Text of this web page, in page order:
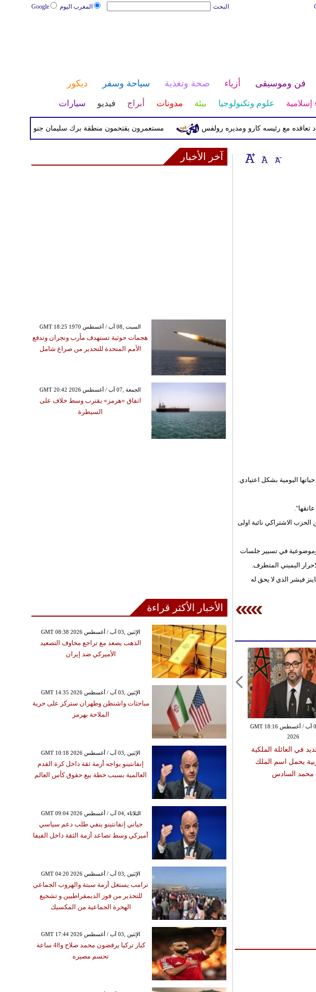
المغرب اليوم Google البحث
فن وموسيقى أزياء صحة وتغذية سياحة وسفر ديكور
إسلامية علوم وتكنولوجيا بيئة مدونات أبراج فيديو سيارات
مستعمرون يقتحمون منطقة برك سليمان جنوب بيت لحم تحت مع رئيسه كارو ومديره رولفس
اليومية بشكل اعتيادي.
عن الحزب الاشتراكي نائبة اولى
وموضوعية في تسيير جلسات
اليميني المتطرف.
فيشر الذي لا يحق له
الخميس ,06 آب / أغسطس GMT 17:00
2026
ملك البحرين يتجول بين
المصطافين في العلمين
الجديدة خلال زيارته إلى مصر
الثلاثاء ,04 آب / أغسطس GMT 18:16
2026
في العائلة الملكية
يحمل اسم الملك
محمد السادس
آخر الأخبار
GMT 18:25 1970 السبت ,08 آب / أغسطس
هجمات حوثية تستهدف مأرب ونجران وتدفع
الأمم المتحدة للتحذير من صراع شامل
GMT 20:42 2026 الجمعة ,07 آب / أغسطس
اتفاق «هرمز» يقترب وسط خلاف على
السيطرة
الأخبار الأكثر قراءة
GMT 08:38 2026 الإثنين ,03 آب / أغسطس
الذهب يصعد مع تراجع مخاوف التصعيد
الأميركي ضد إيران
GMT 14:35 2026 الإثنين ,03 آب / أغسطس
مباحثات واشنطن وطهران ستركز على حرية
الملاحة بهرمز
GMT 10:18 2026 الإثنين ,03 آب / أغسطس
إنفانتينو يواجه أزمة ثقة داخل كرة القدم
العالمية بسبب خطة بيع حقوق كأس العالم
GMT 09:04 2026 الثلاثاء ,04 آب / أغسطس
جياني إنفانتينو ينفي طلب دعم سياسي
أميركي وسط تصاعد أزمة الثقة داخل الفيفا
GMT 04:20 2026 الإثنين ,03 آب / أغسطس
ترامب يستغل أزمة سبتة والهروب الجماعي
للتحذير من فوز الديمقراطيين و تشجيع
الهحرة الجماعية من المكسيك
GMT 17:44 2026 الإثنين ,03 آب / أغسطس
كبار تركيا يرفضون محمد صلاح و48 ساعة
تحسم مصيره